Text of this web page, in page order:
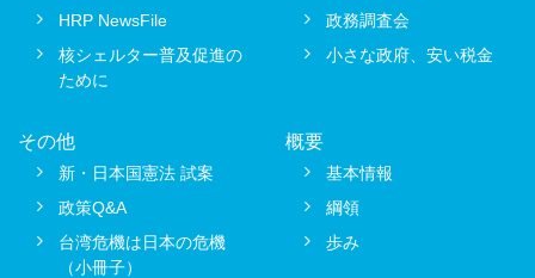
HRP NewsFile
核シェルター普及促進の
ために
政務調査会
小さな政府、安い税金
その他
新・日本国憲法 試案
政策Q&A
台湾危機は日本の危機
（小冊子）
概要
基本情報
綱領
歩み